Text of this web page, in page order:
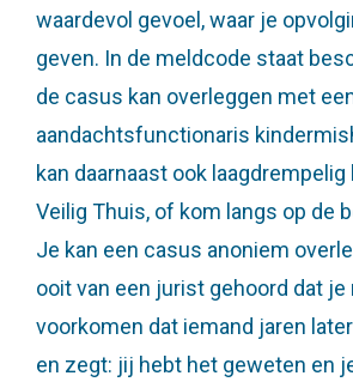
Situaties
Voor professionals
Ervaringsverhalen
Veelgestelde vragen
waardevol gevoel, waar je
geven. In de meldcode staat
de casus kan overleggen met
aandachtsfunctionaris
kan daarnaast ook
Veilig Thuis, of kom langs op de
Je kan een casus anoniem
ooit van een jurist gehoord dat je
voorkomen dat iemand jaren
en zegt: jij hebt het geweten en